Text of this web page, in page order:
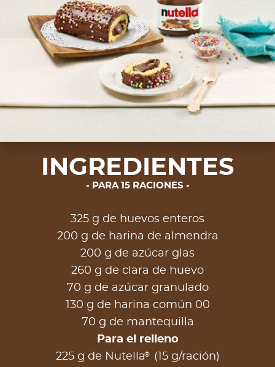
INGREDIENTES
PARA 15 RACIONES
325 g de huevos enteros
200 g de harina de almendra
200 g de azúcar glas
260 g de clara de huevo
70 g de azúcar granulado
130 g de harina común 00
70 g de mantequilla
Para el relleno
225 g de Nutella®
(15 g/ración)